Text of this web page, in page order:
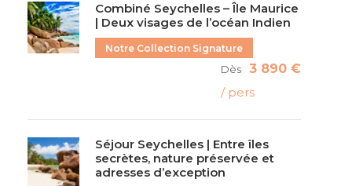
Combiné Seychelles – Île Maurice
| Deux visages de l’océan Indien
Notre Collection Signature
Dès
3 890 €
/ pers
Séjour Seychelles | Entre îles
secrètes, nature préservée et
adresses d’exception